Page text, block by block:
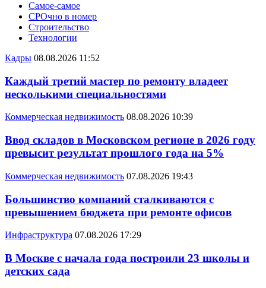
Самое-самое
СРОчно в номер
Строительство
Технологии
Кадры 08.08.2026 11:52
Каждый третий мастер по ремонту владеет
несколькими специальностями
Коммерческая недвижимость 08.08.2026 10:39
Ввод складов в Московском регионе в 2026 году
превысит результат прошлого года на 5%
Коммерческая недвижимость 07.08.2026 19:43
Большинство компаний сталкиваются с
превышением бюджета при ремонте офисов
Инфраструктура 07.08.2026 17:29
В Москве с начала года построили 23 школы и
детских сада